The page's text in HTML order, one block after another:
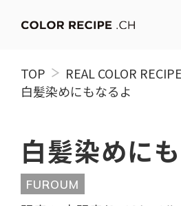
TOP
REAL COLOR RECIPE
白髪染めにもなるよ
白髪染めに
FUROUM